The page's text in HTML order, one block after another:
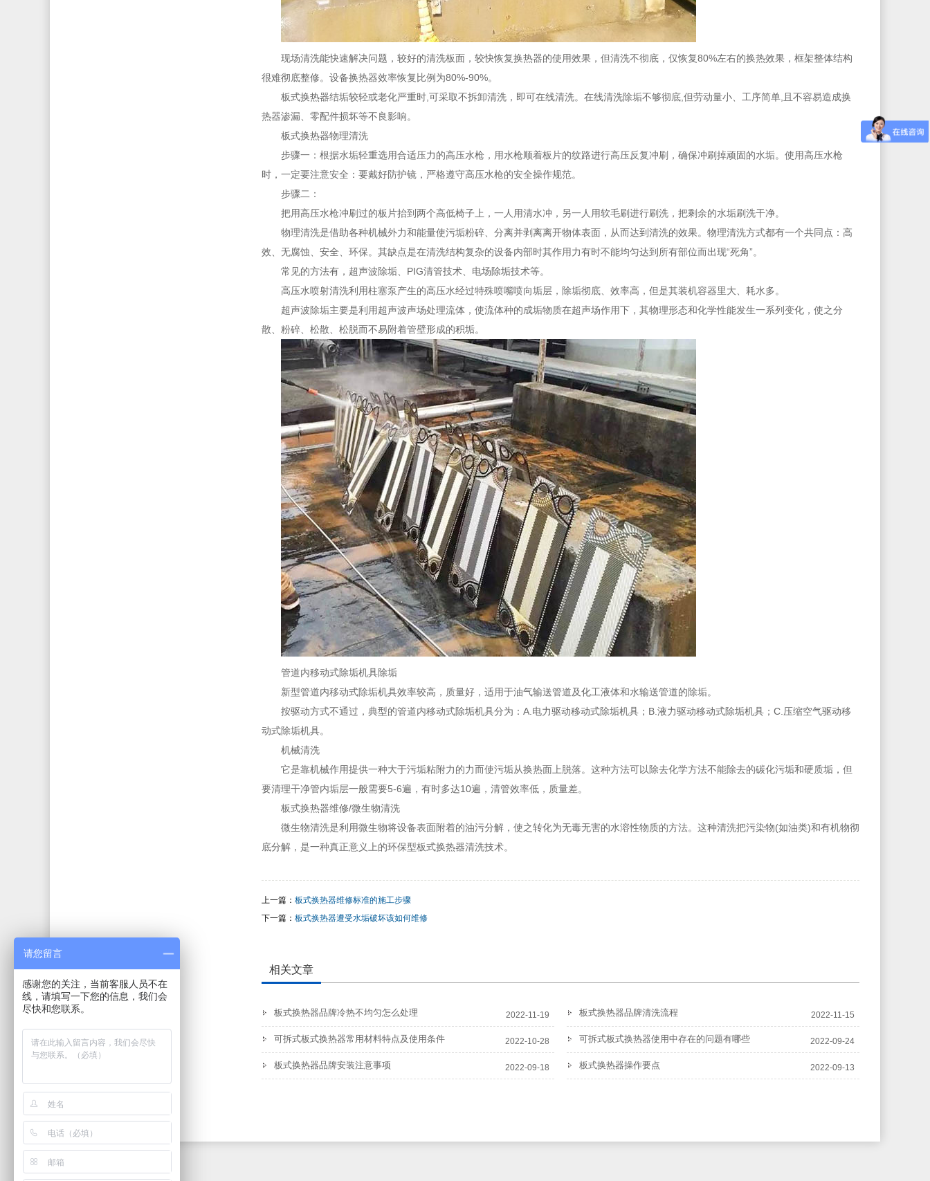
现场清洗能快速解决问题，较好的清洗板面，较快恢复换热器的使用效果，但清洗不彻底，仅恢复80%左右的换热效果，框架整体结构
很难彻底整修。设备换热器效率恢复比例为80%-90%。
板式换热器结垢较轻或老化严重时,可采取不拆卸清洗，即可在线清洗。在线清洗除垢不够彻底,但劳动量小、工序简单,且不容易造成换
热器渗漏、零配件损坏等不良影响。
板式换热器物理清洗
步骤一：根据水垢轻重选用合适压力的高压水枪，用水枪顺着板片的纹路进行高压反复冲刷，确保冲刷掉顽固的水垢。使用高压水枪
时，一定要注意安全：要戴好防护镜，严格遵守高压水枪的安全操作规范。
步骤二：
把用高压水枪冲刷过的板片抬到两个高低椅子上，一人用清水冲，另一人用软毛刷进行刷洗，把剩余的水垢刷洗干净。
物理清洗是借助各种机械外力和能量使污垢粉碎、分离并剥离离开物体表面，从而达到清洗的效果。物理清洗方式都有一个共同点：高
效、无腐蚀、安全、环保。其缺点是在清洗结构复杂的设备内部时其作用力有时不能均匀达到所有部位而出现“死角”。
常见的方法有，超声波除垢、PIG清管技术、电场除垢技术等。
高压水喷射清洗利用柱塞泵产生的高压水经过特殊喷嘴喷向垢层，除垢彻底、效率高，但是其装机容器里大、耗水多。
超声波除垢主要是利用超声波声场处理流体，使流体种的成垢物质在超声场作用下，其物理形态和化学性能发生一系列变化，使之分
散、粉碎、松散、松脱而不易附着管壁形成的积垢。
管道内移动式除垢机具除垢
新型管道内移动式除垢机具效率较高，质量好，适用于油气输送管道及化工液体和水输送管道的除垢。
按驱动方式不通过，典型的管道内移动式除垢机具分为：A.电力驱动移动式除垢机具；B.液力驱动移动式除垢机具；C.压缩空气驱动移
动式除垢机具。
机械清洗
它是靠机械作用提供一种大于污垢粘附力的力而使污垢从换热面上脱落。这种方法可以除去化学方法不能除去的碳化污垢和硬质垢，但
要清理干净管内垢层一般需要5-6遍，有时多达10遍，清管效率低，质量差。
板式换热器维修/微生物清洗
微生物清洗是利用微生物将设备表面附着的油污分解，使之转化为无毒无害的水溶性物质的方法。这种清洗把污染物(如油类)和有机物彻
底分解，是一种真正意义上的环保型板式换热器清洗技术。
上一篇： 板式换热器维修标准的施工步骤
下一篇： 板式换热器遭受水垢破坏该如何维修
相关文章
板式换热器品牌冷热不均匀怎么处理 2022-11-19 板式换热器品牌清洗流程 2022-11-15
可拆式板式换热器常用材料特点及使用条件 2022-10-28 可拆式板式换热器使用中存在的问题有哪些 2022-09-24
板式换热器品牌安装注意事项 2022-09-18 板式换热器操作要点 2022-09-13
请您留言
感谢您的关注，当前客服人员不在
线，请填写一下您的信息，我们会
尽快和您联系。